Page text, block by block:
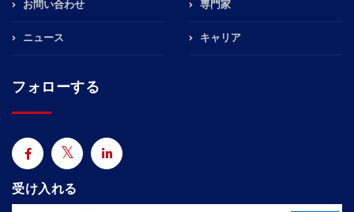
お問い合わせ
ニュース
専門家
キャリア
フォローする
受け入れる